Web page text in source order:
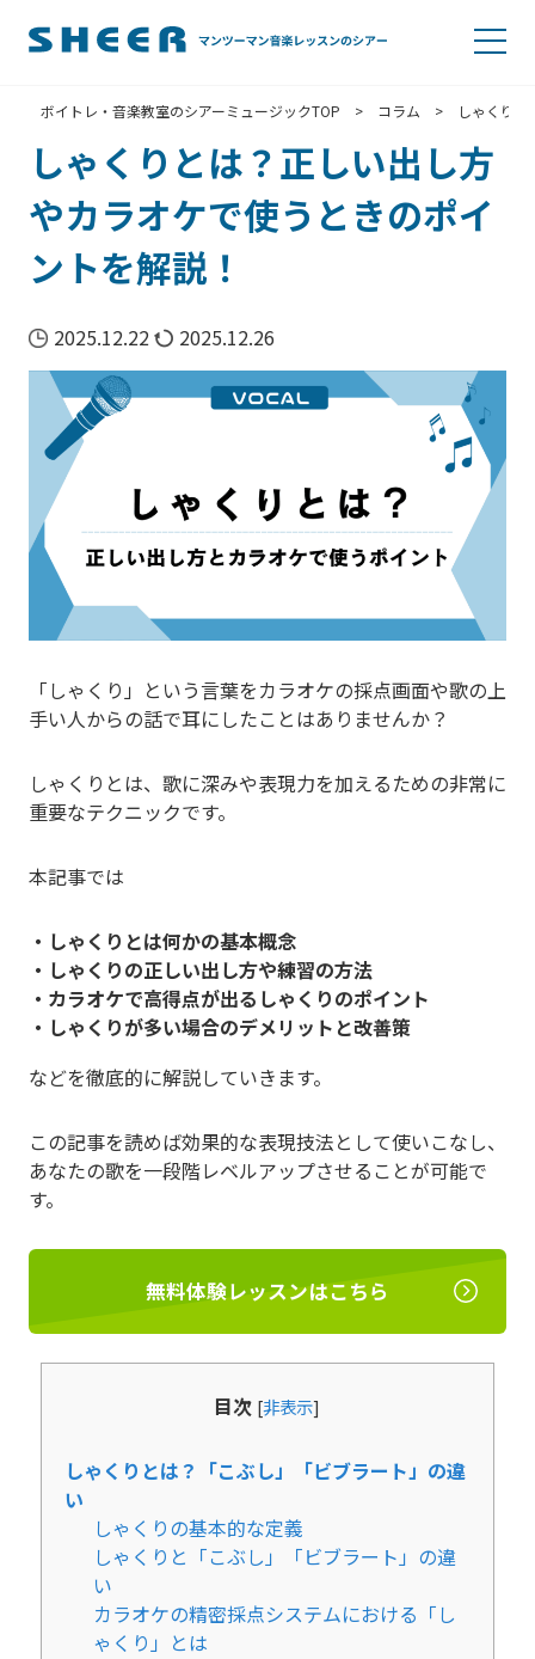
ボイトレ・音楽教室のシアーミュージックTOP > コラム > しゃくり
しゃくりとは？正しい出し方
やカラオケで使うときのポイ
ントを解説！
2025.12.22 2025.12.26
「しゃくり」という言葉をカラオケの採点画面や歌の上
手い人からの話で耳にしたことはありませんか？
しゃくりとは、歌に深みや表現力を加えるための非常に
重要なテクニックです。
本記事では
・しゃくりとは何かの基本概念
・しゃくりの正しい出し方や練習の方法
・カラオケで高得点が出るしゃくりのポイント
・しゃくりが多い場合のデメリットと改善策
などを徹底的に解説していきます。
この記事を読めば効果的な表現技法として使いこなし、
あなたの歌を一段階レベルアップさせることが可能で
す。
無料体験レッスンはこちら
目次 [非表示]
しゃくりとは？「こぶし」「ビブラート」の違
い
しゃくりの基本的な定義
しゃくりと「こぶし」「ビブラート」の違
い
カラオケの精密採点システムにおける「し
ゃくり」とは